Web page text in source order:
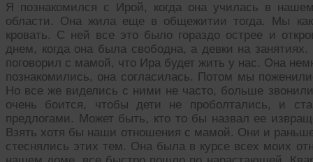
Я познакомился с Ирой, когда она училась в
области. Она жила еще в общежитии тогда. Мы
кровать. С ней все это было гораздо острее и
днем, когда она была свободна, а девки на
поговорил с мамой, что Ира будет жить у нас. Она
познакомились, она согласилась. Потом мы
Но все же виделись с ними не часто, больше
очень боится, чтобы дети не проболтались, и
предлогами. Может быть, кто то бы назвал ее
Взять хотя бы наши отношения с мамой. Они и
стеснялись этих тем. Она была в курсе всех моих